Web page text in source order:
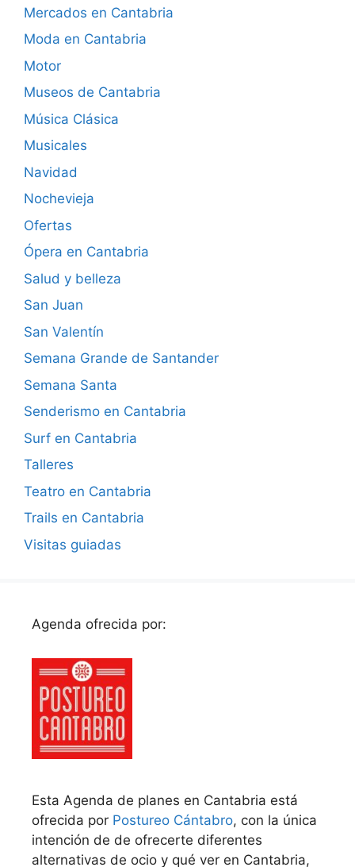
Mercados en Cantabria
Moda en Cantabria
Motor
Museos de Cantabria
Música Clásica
Musicales
Navidad
Nochevieja
Ofertas
Ópera en Cantabria
Salud y belleza
San Juan
San Valentín
Semana Grande de Santander
Semana Santa
Senderismo en Cantabria
Surf en Cantabria
Talleres
Teatro en Cantabria
Trails en Cantabria
Visitas guiadas
Agenda ofrecida por:
Esta Agenda de planes en Cantabria está
ofrecida por Postureo Cántabro, con la única
intención de de ofrecerte diferentes
alternativas de ocio y qué ver en Cantabria,